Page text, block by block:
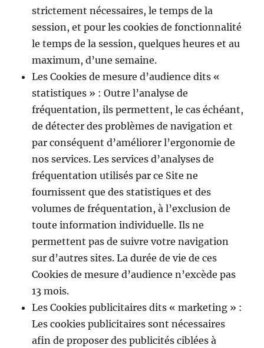
strictement nécessaires, le temps de la
session, et pour les cookies de fonctionnalité
le temps de la session, quelques heures et au
maximum, d’une semaine.
Les Cookies de mesure d’audience dits «
statistiques » : Outre l’analyse de
fréquentation, ils permettent, le cas échéant,
de détecter des problèmes de navigation et
par conséquent d’améliorer l’ergonomie de
nos services. Les services d’analyses de
fréquentation utilisés par ce Site ne
fournissent que des statistiques et des
volumes de fréquentation, à l’exclusion de
toute information individuelle. Ils ne
permettent pas de suivre votre navigation
sur d’autres sites. La durée de vie de ces
Cookies de mesure d’audience n’excède pas
13 mois.
Les Cookies publicitaires dits « marketing » :
Les cookies publicitaires sont nécessaires
afin de proposer des publicités ciblées à